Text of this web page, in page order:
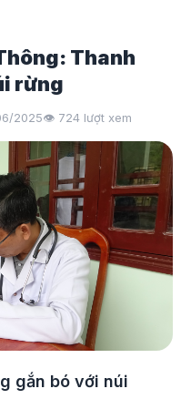
Thanh
rừng
2025👁️ 724 lượt xem
gắn bó với núi